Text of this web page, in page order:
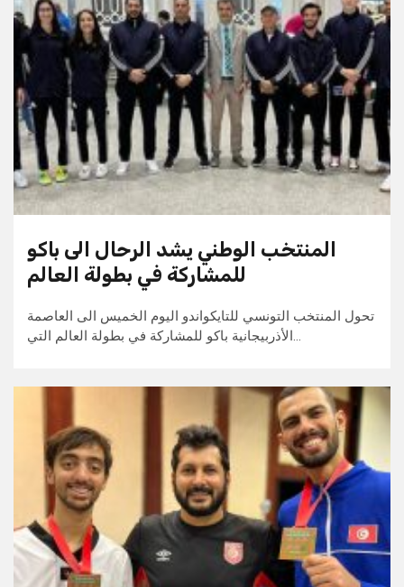
المنتخب الوطني يشد الرحال الى باكو
للمشاركة في بطولة العالم
تحول المنتخب التونسي للتايكواندو اليوم الخميس الى العاصمة
الأذربيجانية باكو للمشاركة في بطولة العالم التي…